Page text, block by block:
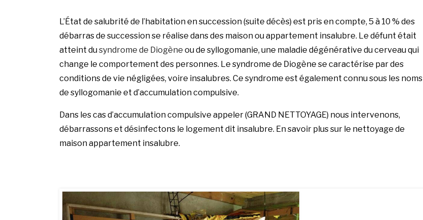
L’État de salubrité de l’habitation en succession (suite décès) est pris en compte, 5 à 10 % des
débarras de succession se réalise dans des maison ou appartement insalubre. Le défunt était
atteint dusyndrome de Diogène ou de syllogomanie, une maladie dégénérative du cerveau qui
change le comportement des personnes. Le syndrome de Diogène se caractérise par des
conditions de vie négligées, voire insalubres. Ce syndrome est également connu sous les noms
de syllogomanie et d’accumulation compulsive.
Dans les cas d’accumulation compulsive appeler (GRAND NETTOYAGE) nous intervenons,
débarrassons et désinfectons le logement dit insalubre. En savoir plus sur le nettoyage de
maison appartement insalubre.